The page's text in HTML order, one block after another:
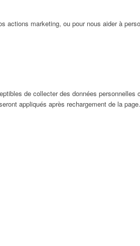
actions marketing, ou pour nous aider à
de collecter des données personnelles
appliqués après rechargement de la page.